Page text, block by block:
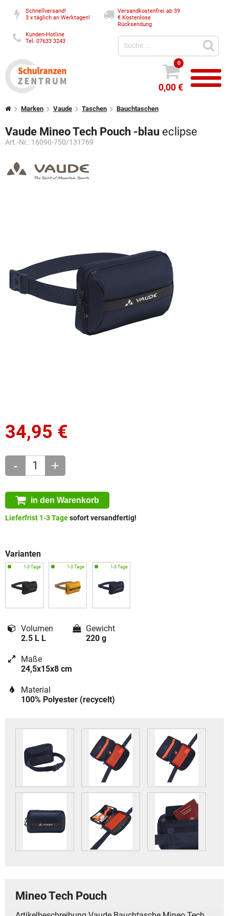
Schnellversand!
3 x täglich an Werktagen!
Versandkostenfrei ab 39
€Kostenlose
Rücksendung
Kunden-Hotline
Tel. 07633 3243
0
0,00 €
Marken Vaude Taschen Bauchtaschen
Vaude Mineo Tech Pouch -blau eclipse
Art.-Nr.: 16090-750/131769
34,95 €
- +
in den Warenkorb
Lieferfrist 1-3 Tagesofort versandfertig!
Varianten
Volumen
2.5 L L
Gewicht
220 g
Maße
24,5x15x8 cm
Material
100% Polyester (recycelt)
Mineo Tech Pouch